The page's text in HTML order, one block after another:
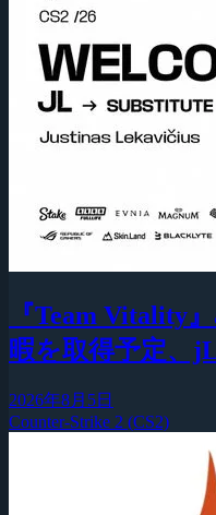
『Team Vitality
暇を取得予定、
2026年8月5日
Counter-Strike 2 (CS2)